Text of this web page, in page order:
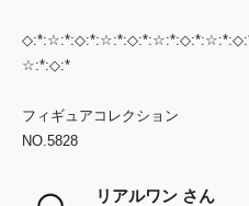
☆:*:◇:*
フィギュアコレクション
NO.5828
リアルワン さん